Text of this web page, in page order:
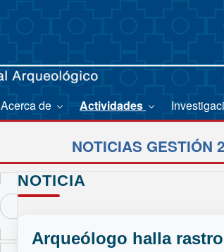
Acerca de Actividades
NOTICIAS GESTIÓN
NOTICIA
Arqueólogo halla